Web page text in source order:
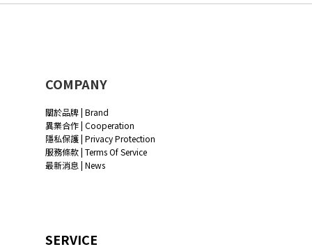
COMPANY
關於品牌 | Brand
異業合作 | Cooperation
隱私保護 | Privacy Protection
服務條款 | Terms Of Service
最新消息 | News
SERVICE